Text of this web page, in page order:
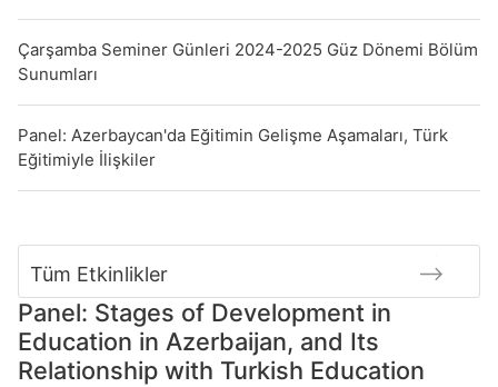
Çarşamba Seminer Günleri 2024-2025 Güz Dönemi Bölüm
Sunumları
Panel: Azerbaycan'da Eğitimin Gelişme Aşamaları, Türk
Eğitimiyle İlişkiler
Tüm Etkinlikler
Panel: Stages of Development in
Education in Azerbaijan, and Its
Relationship with Turkish Education